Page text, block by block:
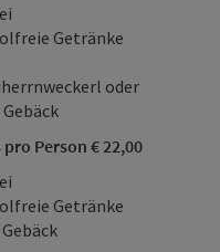
Getränke
oder
pro Person € 22,00
Getränke